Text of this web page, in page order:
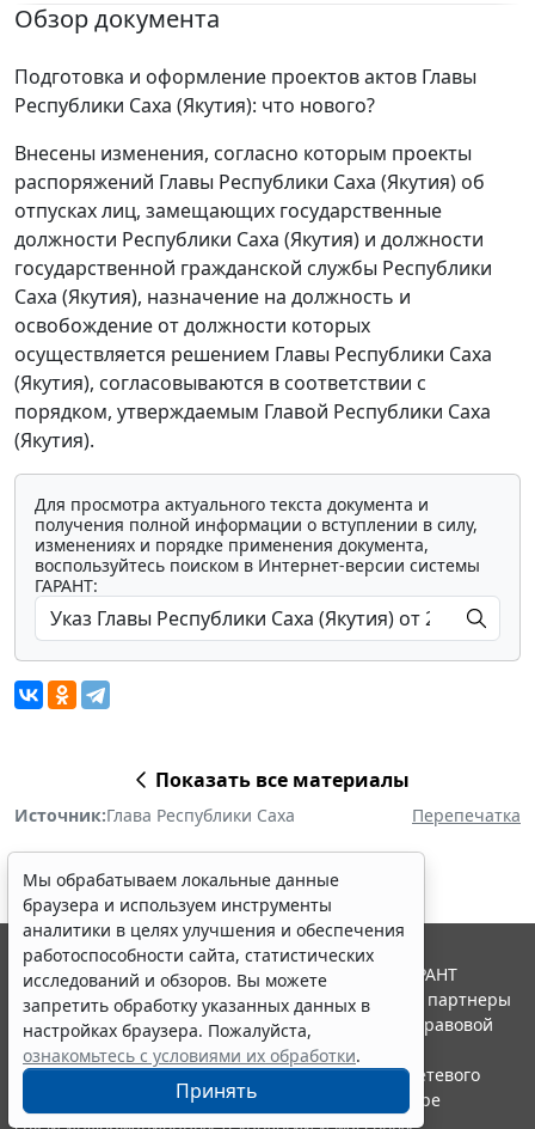
Обзор документа
Подготовка и оформление проектов актов Главы
Республики Саха (Якутия): что нового?
Внесены изменения, согласно которым проекты
распоряжений Главы Республики Саха (Якутия) об
отпусках лиц, замещающих государственные
должности Республики Саха (Якутия) и должности
государственной гражданской службы Республики
Саха (Якутия), назначение на должность и
освобождение от должности которых
осуществляется решением Главы Республики Саха
(Якутия), согласовываются в соответствии с
порядком, утверждаемым Главой Республики Саха
(Якутия).
Для просмотра актуального текста документа и
получения полной информации о вступлении в силу,
изменениях и порядке применения документа,
воспользуйтесь поиском в Интернет-версии системы
ГАРАНТ:
Показать все материалы
Источник:Глава Республики Саха Перепечатка
Мы обрабатываем локальные данные
браузера и используем инструменты
аналитики в целях улучшения и обеспечения
работоспособности сайта, статистических
исследований и обзоров. Вы можете
запретить обработку указанных данных в
настройках браузера. Пожалуйста,
ознакомьтесь с условиями их обработки.
Принять
© ООО "НПП "ГАРАНТ-СЕРВИС", 2026. Система ГАРАНТ
выпускается с 1990 года. Компания "Гарант" и ее партнеры
являются участниками Российской ассоциации правовой
информации ГАРАНТ.
Портал ГАРАНТ.РУ зарегистрирован в качестве сетевого
издания Федеральной службой по надзору в сфере
связи,информационных технологий и массовых